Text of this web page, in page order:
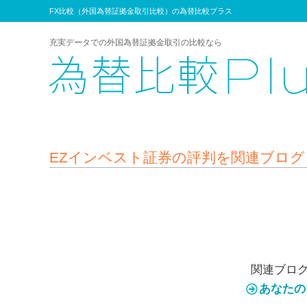
FX比較（外国為替証拠金取引比較）の為替比較プラス
充実データでの外国為替証拠金取引の比較なら
EZインベスト証券の評判を関連ブロ
関連ブロ
あなた